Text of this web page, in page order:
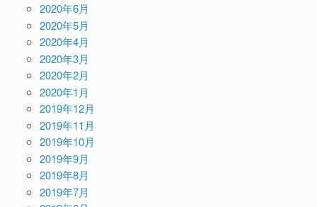
2020年6月
2020年5月
2020年4月
2020年3月
2020年2月
2020年1月
2019年12月
2019年11月
2019年10月
2019年9月
2019年8月
2019年7月